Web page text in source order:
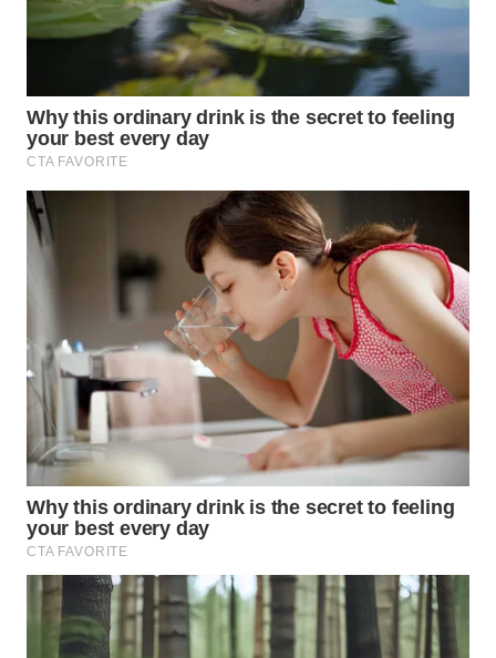
TOBA
NIAS
WN
WN
TANJUNG
LESUNG
WN
KARO
WN
SIMALUNGUN
WN
LABUHANBATU